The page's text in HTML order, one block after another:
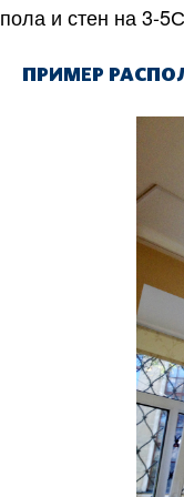
пола и стен на 3-
ПРИМЕР